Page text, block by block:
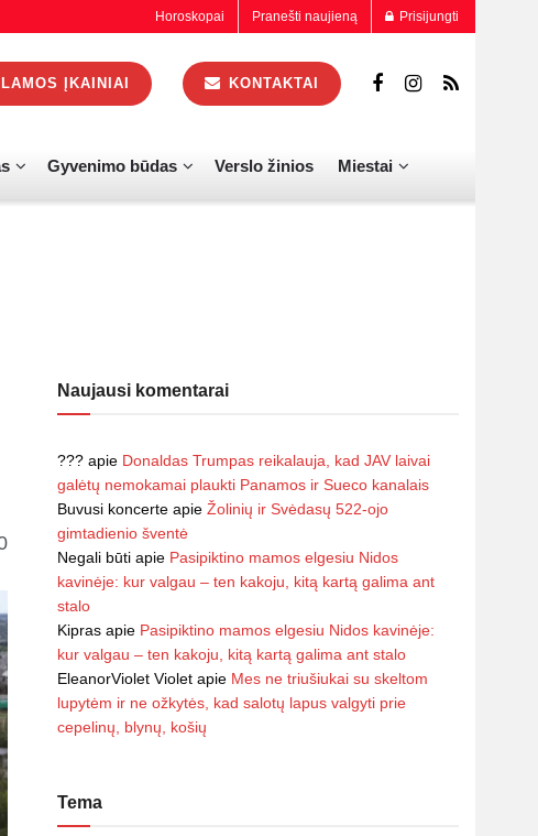
Horoskopai Pranešti naujieną Prisijungti
ĮKAINIAI KONTAKTAI
Gyvenimo būdas Verslo žinios Miestai
Naujausi komentarai
??? apie Donaldas Trumpas reikalauja, kad JAV laivai
galėtų nemokamai plaukti Panamos ir Sueco kanalais
Buvusi koncerte apie Žolinių ir Svėdasų 522-ojo
gimtadienio šventė
Negali būti apie Pasipiktino mamos elgesiu Nidos
kavinėje: kur valgau – ten kakoju, kitą kartą galima ant
stalo
Kipras apie Pasipiktino mamos elgesiu Nidos kavinėje:
kur valgau – ten kakoju, kitą kartą galima ant stalo
EleanorViolet Violet apie Mes ne triušiukai su skeltom
lupytėm ir ne ožkytės, kad salotų lapus valgyti prie
cepelinų, blynų, košių
Tema